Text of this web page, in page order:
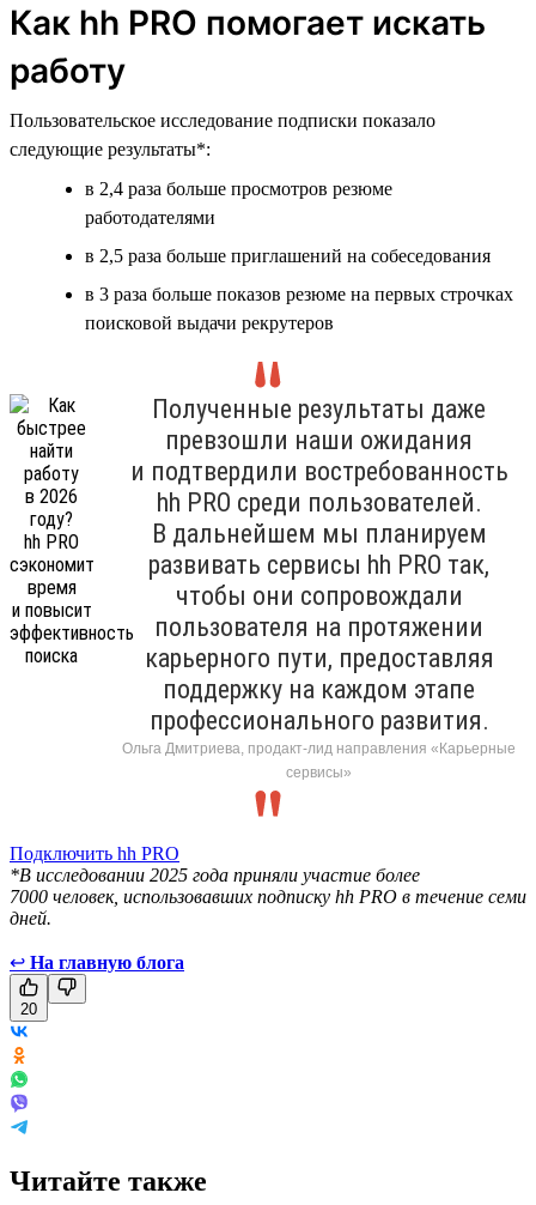
Как hh PRO помогает искать
работу
Пользовательское исследование подписки показало
следующие результаты*:
в 2,4 раза больше просмотров резюме
работодателями
в 2,5 раза больше приглашений на собеседования
в 3 раза больше показов резюме на первых строчках
поисковой выдачи рекрутеров
Полученные результаты даже
превзошли наши ожидания
и подтвердили востребованность
hh PRO среди пользователей.
В дальнейшем мы планируем
развивать сервисы hh PRO так,
чтобы они сопровождали
пользователя на протяжении
карьерного пути, предоставляя
поддержку на каждом этапе
профессионального развития.
Ольга Дмитриева, продакт-лид направления «Карьерные
сервисы»
Подключить hh PRO
*В исследовании 2025 года приняли участие более
7000 человек, использовавших подписку hh PRO в течение семи
дней.
↩ На главную блога
20
Читайте также